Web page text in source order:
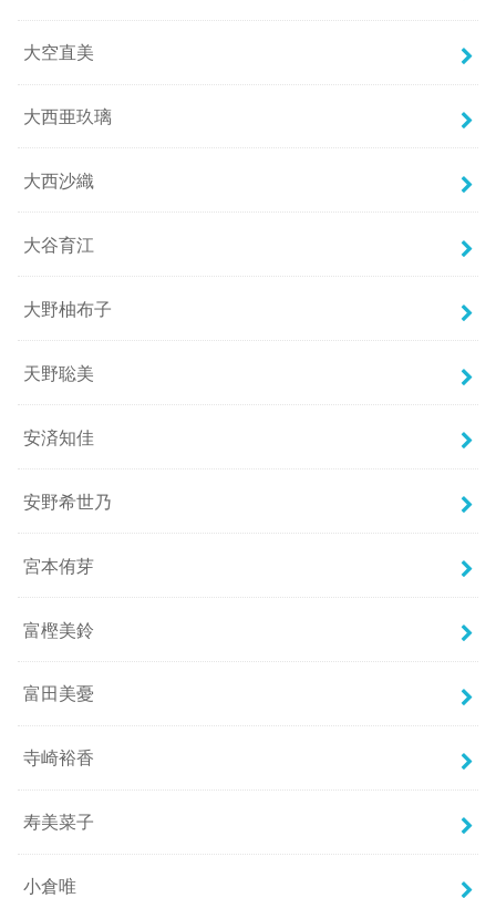
大空直美
大西亜玖璃
大西沙織
大谷育江
大野柚布子
天野聡美
安済知佳
安野希世乃
宮本侑芽
富樫美鈴
富田美憂
寺崎裕香
寿美菜子
小倉唯